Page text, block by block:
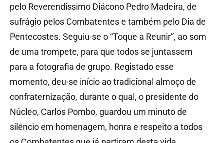
pelo Reverendíssimo Diácono Pedro Madeira, de
sufrágio pelos Combatentes e também pelo Dia de
Pentecostes. Seguiu-se o “Toque a Reunir”, ao som
de uma trompete, para que todos se juntassem
para a fotografia de grupo. Registado esse
momento, deu-se início ao tradicional almoço de
confraternização, durante o qual, o presidente do
Núcleo, Carlos Pombo, guardou um minuto de
silêncio em homenagem, honra e respeito a todos